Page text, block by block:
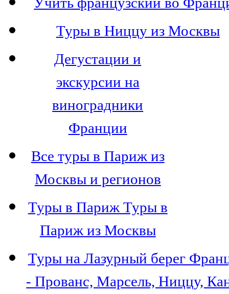
Туры в Ниццу из Москвы
Дегустации и
экскурсии на
виноградники
Франции
Все туры в Париж из
Москвы и регионов
Туры в Париж Туры в
Париж из Москвы
Туры на Лазурный берег
- Прованс, Марсель, Ниццу,